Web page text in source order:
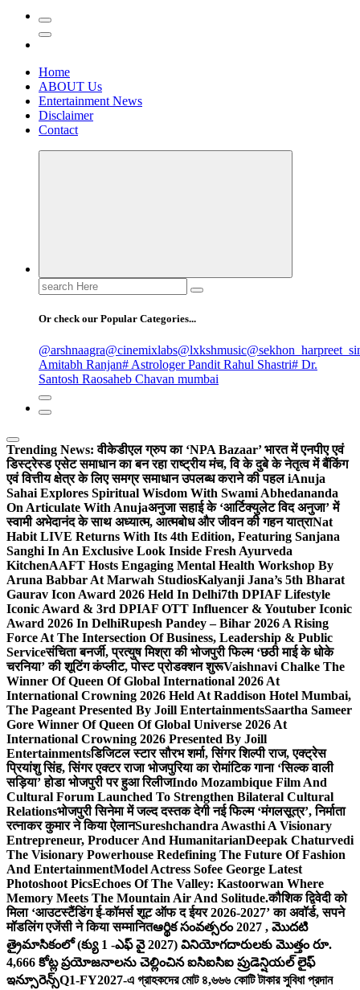
Home
ABOUT Us
Entertainment News
Disclaimer
Contact
Search
for:
Or check our Popular Categories...
@arshnaagra@cinemixlabs@lxkshmusic
Amitabh Ranjan# Astrologer Pandit Rahul Shastri# Dr.
Santosh Raosaheb Chavan mumbai
Trending News: वीकेडीएल ग्रुप का ‘NPA Bazaar’ भारत में एनपीए एवं
डिस्ट्रेस्ड एसेट समाधान का बन रहा राष्ट्रीय मंच, वि के दुबे के नेतृत्व में बैंकिंग
एवं वित्तीय क्षेत्र के लिए समग्र समाधान उपलब्ध कराने की पहल iAnuja
Sahai Explores Spiritual Wisdom With Swami Abhedananda
On Articulate With Anujaअनुजा सहाई के ‘आर्टिक्युलेट विद अनुजा’ में
स्वामी अभेदानंद के साथ अध्यात्म, आत्मबोध और जीवन की गहन यात्राNat
Habit LIVE Returns With Its 4th Edition, Featuring Sanjana
Sanghi In An Exclusive Look Inside Fresh Ayurveda
KitchenAAFT Hosts Engaging Mental Health Workshop By
Aruna Babbar At Marwah StudiosKalyanji Jana’s 5th Bharat
Gaurav Icon Award 2026 Held In Delhi7th DPIAF Lifestyle
Iconic Award & 3rd DPIAF OTT Influencer & Youtuber Iconic
Award 2026 In DelhiRupesh Pandey – Bihar 2026 A Rising
Force At The Intersection Of Business, Leadership & Public
Serviceसंचिता बनर्जी, प्रत्युष मिश्रा की भोजपुरी फिल्म ‘छठी माई के धोके
चरनिया’ की शूटिंग कंप्लीट, पोस्ट प्रोडक्शन शुरूVaishnavi Chalke The
Winner Of Queen Of Global International 2026 At
International Crowning 2026 Held At Raddison Hotel Mumbai,
The Pageant Presented By Joill EntertainmentsSaartha Sameer
Gore Winner Of Queen Of Global Universe 2026 At
International Crowning 2026 Presented By Joill
Entertainmentsडिजिटल स्टार सौरभ शर्मा, सिंगर शिल्पी राज, एक्ट्रेस
प्रियांशु सिंह, सिंगर एक्टर राजा भोजपुरिया का रोमांटिक गाना ‘सिल्क वाली
सड़िया’ होडा भोजपुरी पर हुआ रिलीजIndo Mozambique Film And
Cultural Forum Launched To Strengthen Bilateral Cultural
Relationsभोजपुरी सिनेमा में जल्द दस्तक देगी नई फिल्म ‘मंगलसूत्र’, निर्माता
रत्नाकर कुमार ने किया ऐलानSureshchandra Awasthi A Visionary
Entrepreneur, Producer And HumanitarianDeepak Chaturvedi
The Visionary Powerhouse Redefining The Future Of Fashion
And EntertainmentModel Actress Sofee George Latest
Photoshoot PicsEchoes Of The Valley: Kastoorwan Where
Memory Meets The Mountain Air And Solitude.कौशिक द्विवेदी को
मिला ‘आउटस्टैंडिंग ई-कॉमर्स शूट ऑफ द ईयर 2026-2027’ का अवॉर्ड, सपने
मॉडलिंग एजेंसी ने किया सम्मानितఆర్థిక సంవత్సరం 2027 , మొదటి
త్రైమాసికంలో (క్యు 1 -ఎఫ్ వై 2027) వినియోగదారులకు మొత్తం రూ.
4,666 కోట్ల ప్రయోజనాలను చెల్లించిన ఐసిఐసిఐ ప్రుడెన్షియల్ లైఫ్
ఇన్సూరెన్స్Q1-FY2027-এ গ্রাহকদের মোট ৪,৬৬৬ কোটি টাকার সুবিধা প্রদান